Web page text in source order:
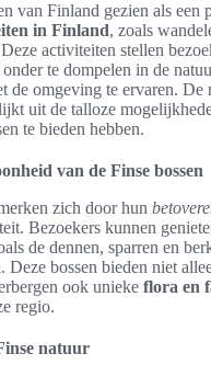
van Finland gezien als een
in Finland, zoals
Deze activiteiten stellen
te dompelen in de
de omgeving te ervaren. De
uit de talloze
te bieden hebben.
van de Finse bossen
zich door hun
Bezoekers kunnen
de dennen, sparren en
Deze bossen bieden niet
ook unieke flora en
regio.
natuur